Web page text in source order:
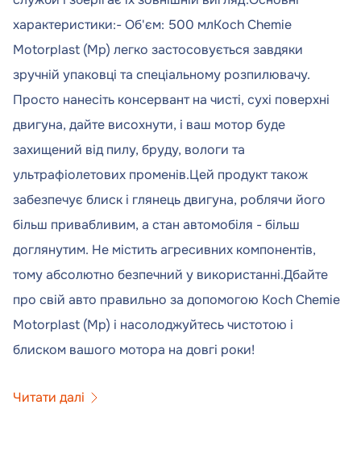
характеристики:- Об'єм: 500 млKoch Chemie
Motorplast (Mp) легко застосовується завдяки
зручній упаковці та спеціальному розпилювачу.
Просто нанесіть консервант на чисті, сухі поверхні
двигуна, дайте висохнути, і ваш мотор буде
захищений від пилу, бруду, вологи та
ультрафіолетових променів.Цей продукт також
забезпечує блиск і глянець двигуна, роблячи його
більш привабливим, а стан автомобіля - більш
доглянутим. Не містить агресивних компонентів,
тому абсолютно безпечний у використанні.Дбайте
про свій авто правильно за допомогою Koch Chemie
Motorplast (Mp) і насолоджуйтесь чистотою і
блиском вашого мотора на довгі роки!
Читати далі